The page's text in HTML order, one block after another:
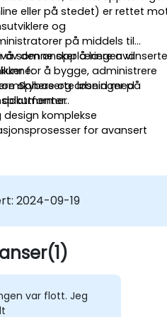
eller på stedet) er rettet
og
på middels til
som ønsker å lære avanserte
for å bygge, administrere
skybaserte løsninger på
av denne opplæringen vil
og arbeid med
design komplekse
for avansert
og håndtere feil.
2024-09-19
var flott. Jeg